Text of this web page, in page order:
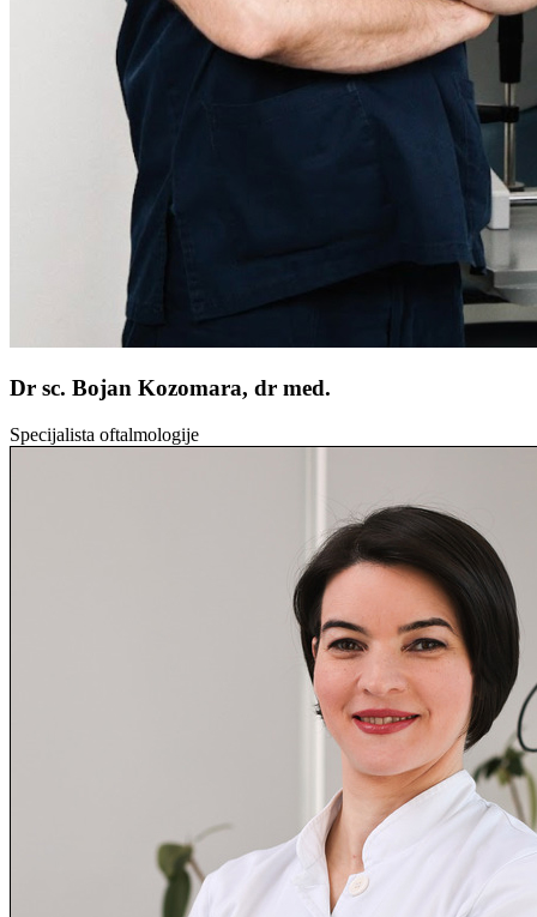
Dr sc. Bojan Kozomara, dr med.
Specijalista oftalmologije